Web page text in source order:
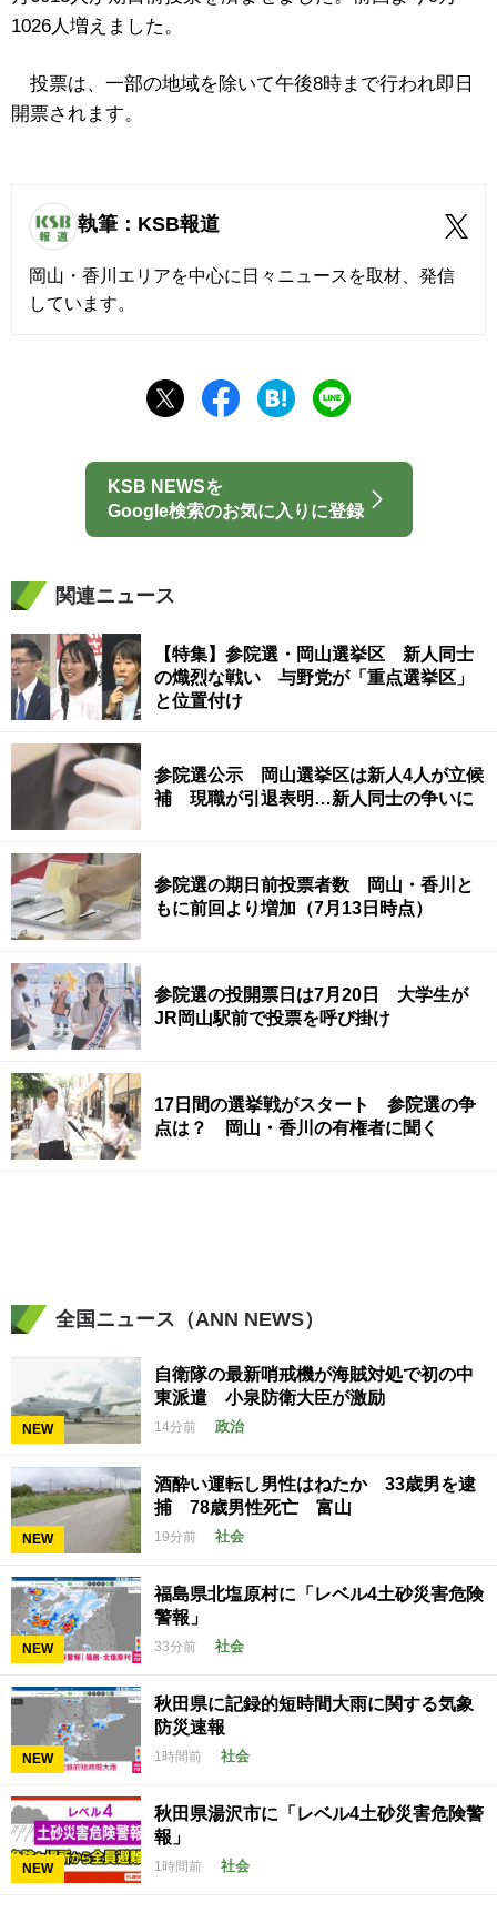
1026人増えました。
投票は、一部の地域を除いて午後8時まで行われ即日
開票されます。
執筆：KSB報道
岡山・香川エリアを中心に日々ニュースを取材、発信
しています。
KSB NEWSを
Google検索のお気に入りに登録
関連ニュース
【特集】参院選・岡山選挙区 新人同士
の熾烈な戦い 与野党が「重点選挙区」
と位置付け
参院選公示 岡山選挙区は新人4人が立候
補 現職が引退表明…新人同士の争いに
参院選の期日前投票者数 岡山・香川と
もに前回より増加（7月13日時点）
参院選の投開票日は7月20日 大学生が
JR岡山駅前で投票を呼び掛け
17日間の選挙戦がスタート 参院選の争
点は？ 岡山・香川の有権者に聞く
全国ニュース（ANN NEWS）
NEW
自衛隊の最新哨戒機が海賊対処で初の中
東派遣 小泉防衛大臣が激励
14分前 政治
NEW
酒酔い運転し男性はねたか 33歳男を逮
捕 78歳男性死亡 富山
19分前 社会
NEW
福島県北塩原村に「レベル4土砂災害危険
警報」
33分前 社会
NEW
秋田県に記録的短時間大雨に関する気象
防災速報
1時間前 社会
NEW
秋田県湯沢市に「レベル4土砂災害危険警
報」
1時間前 社会